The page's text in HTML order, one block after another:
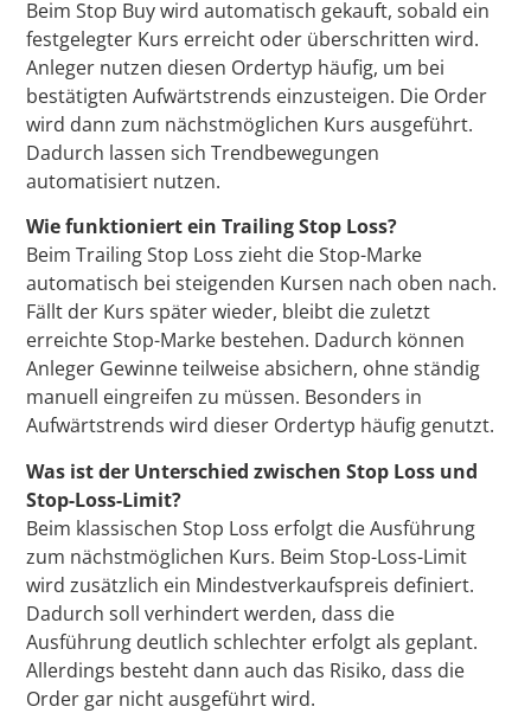
Beim Stop Buy wird automatisch gekauft, sobald ein
festgelegter Kurs erreicht oder überschritten wird.
Anleger nutzen diesen Ordertyp häufig, um bei
bestätigten Aufwärtstrends einzusteigen. Die Order
wird dann zum nächstmöglichen Kurs ausgeführt.
Dadurch lassen sich Trendbewegungen
automatisiert nutzen.
Wie funktioniert ein Trailing Stop Loss?
Beim Trailing Stop Loss zieht die Stop-Marke
automatisch bei steigenden Kursen nach oben nach.
Fällt der Kurs später wieder, bleibt die zuletzt
erreichte Stop-Marke bestehen. Dadurch können
Anleger Gewinne teilweise absichern, ohne ständig
manuell eingreifen zu müssen. Besonders in
Aufwärtstrends wird dieser Ordertyp häufig genutzt.
Was ist der Unterschied zwischen Stop Loss und
Stop-Loss-Limit?
Beim klassischen Stop Loss erfolgt die Ausführung
zum nächstmöglichen Kurs. Beim Stop-Loss-Limit
wird zusätzlich ein Mindestverkaufspreis definiert.
Dadurch soll verhindert werden, dass die
Ausführung deutlich schlechter erfolgt als geplant.
Allerdings besteht dann auch das Risiko, dass die
Order gar nicht ausgeführt wird.